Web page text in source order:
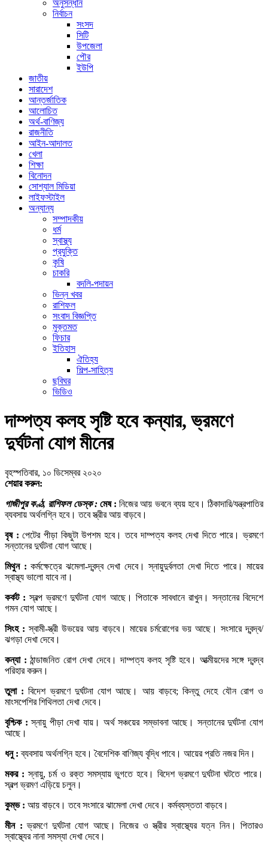
অনুসন্ধান
নির্বাচন
সংসদ
সিটি
উপজেলা
পৌর
ইউপি
জাতীয়
সারাদেশ
আন্তর্জাতিক
আলোচিত
অর্থ-বাণিজ্য
রাজনীতি
আইন-আদালত
খেলা
শিক্ষা
বিনোদন
সোশ্যাল মিডিয়া
লাইফস্টাইল
অন্যান্য
সম্পাদকীয়
ধর্ম
স্বাস্থ্য
প্রযুক্তি
কৃষি
চাকরি
বদলি-পদায়ন
ভিন্ন খবর
রাশিফল
সংবাদ বিজ্ঞপ্তি
মুক্তমত
ফিচার
ইতিহাস
ঐতিহ্য
শিল্প-সাহিত্য
ছবিঘর
ভিডিও
দাম্পত্য কলহ সৃষ্টি হবে কন্যার, ভ্রমণে
দুর্ঘটনা যোগ মীনের
বৃহস্পতিবার, ১০ ডিসেম্বর ২০২০
শেয়ার করুন:
গাজীপুর কণ্ঠ, রাশিফল ডেস্ক :মেষ : নিজের আয় ভবনে ব্যয় হবে। ঠিকাদারি/যন্ত্রপাতির
ব্যবসায় অর্থলগ্নি হবে। তবে স্ত্রীর আয় বাড়বে।
বৃষ : পেটের পীড়া কিছুটা উপশম হবে। তবে দাম্পত্য কলহ দেখা দিতে পারে। ভ্রমণে
সন্তানের দুর্ঘটনা যোগ আছে।
মিথুন : কর্মক্ষেত্রে ঝমেলা-দ্বন্দ্ব দেখা দেবে। স্নায়ুদুর্বলতা দেখা দিতে পারে। মায়ের
স্বাস্থ্য ভালো যাবে না।
কর্কট : স্বল্প ভ্রমণে দুর্ঘটনা যোগ আছে। পিতাকে সাবধানে রাখুন। সন্তানের বিদেশে
গমন যোগ আছে।
সিংহ : স্বামী-স্ত্রী উভয়ের আয় বাড়বে। মায়ের চর্মরোগের ভয় আছে। সংসারে দ্বন্দ্ব/
ঝগড়া দেখা দেবে।
কন্যা : ঠান্ডাজনিত রোগ দেখা দেবে। দাম্পত্য কলহ সৃষ্টি হবে। আত্মীয়দের সঙ্গে দ্বন্দ্ব
পরিহার করুন।
তুলা : বিদেশ ভ্রমণে দুর্ঘটনা যোগ আছে। আয় বাড়বে; কিন্তু দেহে যৌন রোগ ও
মাংসপেশির শিথিলতা দেখা দেবে।
বৃশ্চিক : স্নায়ু পীড়া দেখা যায়। অর্থ সঞ্চয়ের সম্ভাবনা আছে। সন্তানের দুর্ঘটনা যোগ
আছে।
ধনু : ব্যবসায় অর্থলগ্নি হবে। বৈদেশিক বাণিজ্য বৃদ্ধি পাবে। আয়ের প্রতি নজর দিন।
মকর : স্নায়ু, চর্ম ও রক্ত সমস্যায় ভুগতে হবে। বিদেশ ভ্রমণে দুর্ঘটনা ঘটতে পারে।
স্বল্প ভ্রমণ এড়িয়ে চলুন।
কুম্ভ : আয় বাড়বে। তবে সংসারে ঝামেলা দেখা দেবে। কর্মব্যস্ততা বাড়বে।
মীন : ভ্রমণে দুর্ঘটনা যোগ আছে। নিজের ও স্ত্রীর স্বাস্থ্যের যত্ন নিন। পিতারও
স্বাস্থ্যের নানা সমস্যা দেখা দেবে।